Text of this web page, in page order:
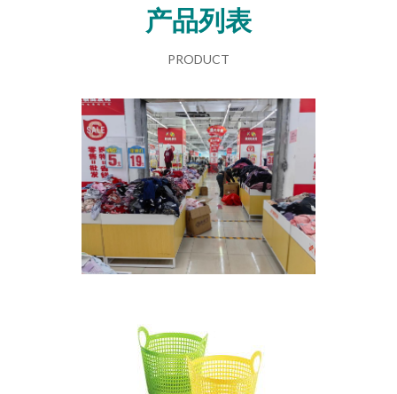
产品列表
PRODUCT